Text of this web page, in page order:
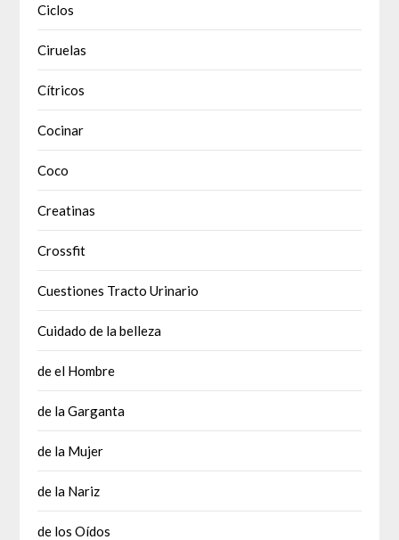
Ciclos
Ciruelas
Cítricos
Cocinar
Coco
Creatinas
Crossfit
Cuestiones Tracto Urinario
Cuidado de la belleza
de el Hombre
de la Garganta
de la Mujer
de la Nariz
de los Oídos